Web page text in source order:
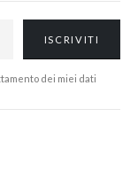
dei miei dati